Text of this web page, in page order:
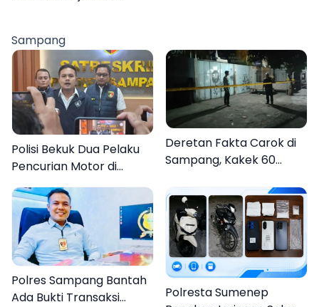
Organisasi
Sampang
Polisi Bekuk Dua Pelaku
Pencurian Motor di
Bajrasokah Sampang
Deretan Fakta Carok di
Sampang, Kakek 60
Pria
Polres Sampang Bantah
Ada Bukti Transaksi
Polresta Sumenep